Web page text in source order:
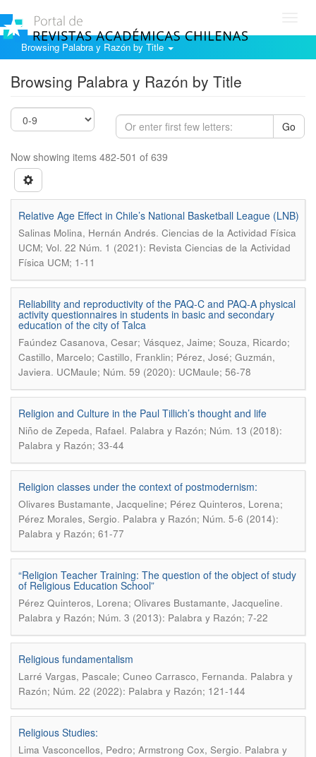
Browsing Palabra y Razón by Title
Browsing Palabra y Razón by Title
Go
Now showing items 482-501 of 639
Relative Age Effect in Chile’s National Basketball League (LNB)
Salinas Molina, Hernán Andrés. Ciencias de la Actividad Física
UCM; Vol. 22 Núm. 1 (2021): Revista Ciencias de la Actividad
Física UCM; 1-11
Reliability and reproductivity of the PAQ-C and PAQ-A physical
activity questionnaires in students in basic and secondary
education of the city of Talca
Faúndez Casanova, Cesar; Vásquez, Jaime; Souza, Ricardo;
Castillo, Marcelo; Castillo, Franklin; Pérez, José; Guzmán,
Javiera. UCMaule; Núm. 59 (2020): UCMaule; 56-78
Religion and Culture in the Paul Tillich’s thought and life
Niño de Zepeda, Rafael. Palabra y Razón; Núm. 13 (2018):
Palabra y Razón; 33-44
Religion classes under the context of postmodernism:
Olivares Bustamante, Jacqueline; Pérez Quinteros, Lorena;
Pérez Morales, Sergio. Palabra y Razón; Núm. 5-6 (2014):
Palabra y Razón; 61-77
“Religion Teacher Training: The question of the object of study
of Religious Education School”
Pérez Quinteros, Lorena; Olivares Bustamante, Jacqueline.
Palabra y Razón; Núm. 3 (2013): Palabra y Razón; 7-22
Religious fundamentalism
Larré Vargas, Pascale; Cuneo Carrasco, Fernanda. Palabra y
Razón; Núm. 22 (2022): Palabra y Razón; 121-144
Religious Studies:
Lima Vasconcellos, Pedro; Armstrong Cox, Sergio. Palabra y